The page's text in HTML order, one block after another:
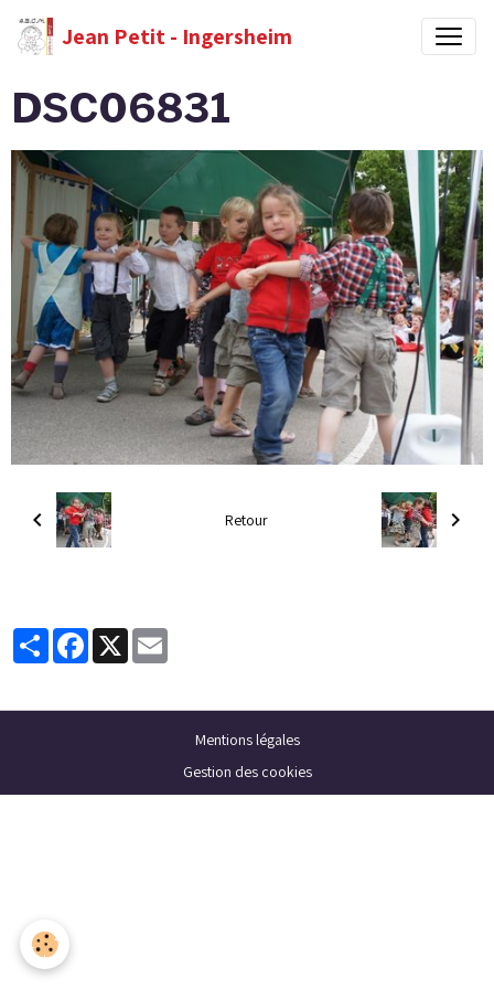
Jean Petit - Ingersheim
DSC06831
Retour
PartagerFacebook
X
Mentions légales
Gestion des cookies